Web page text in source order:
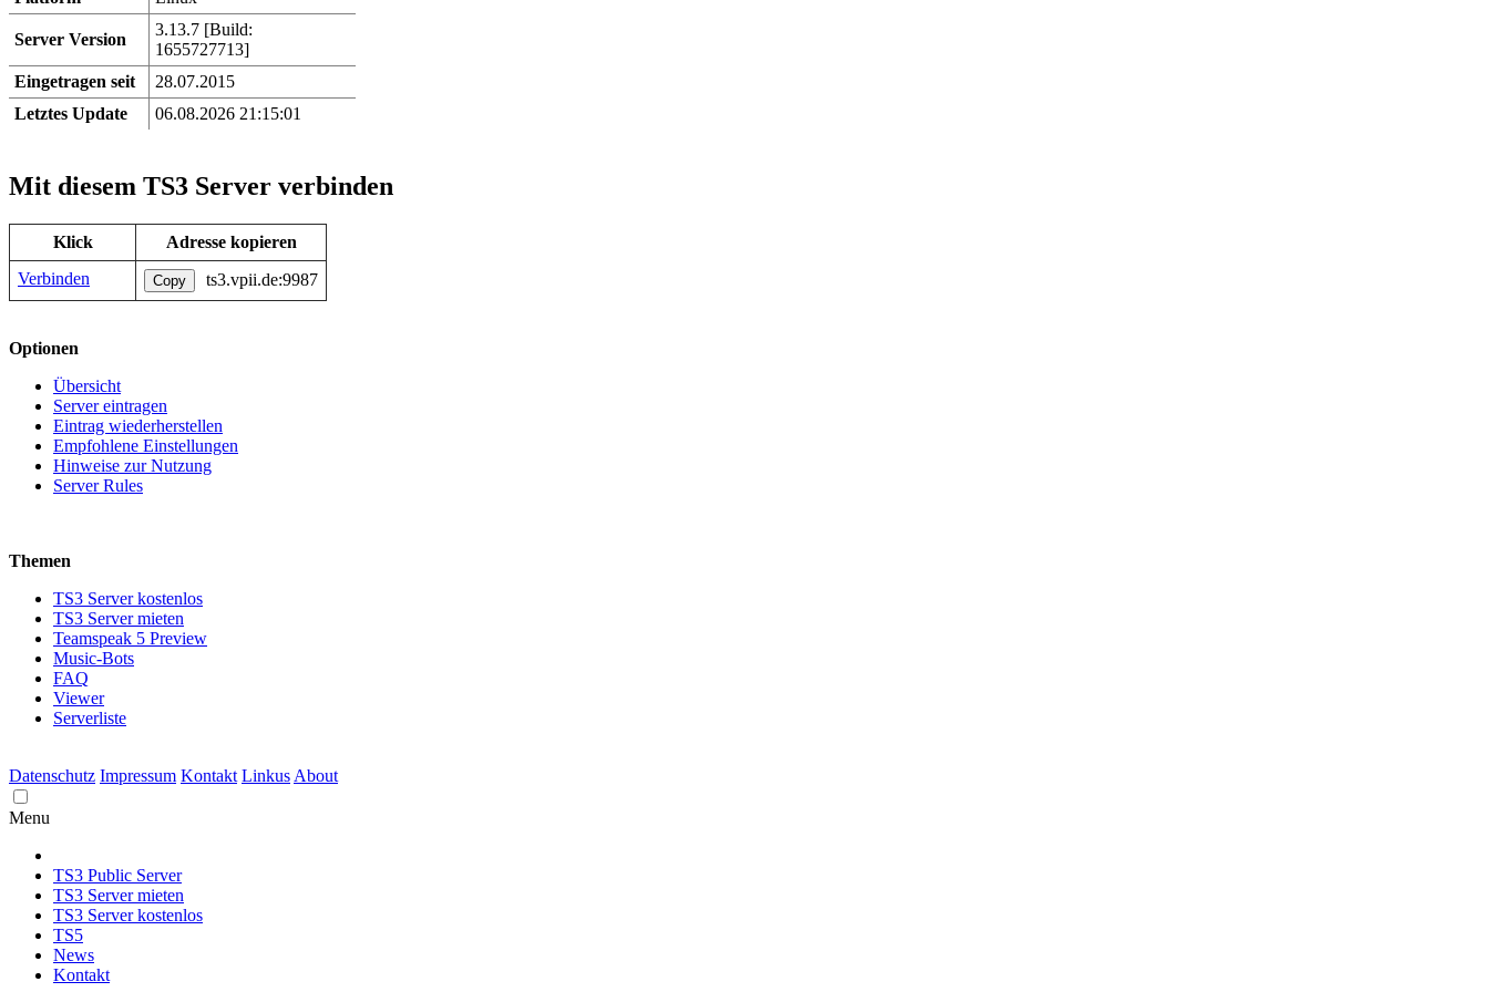
Server Version
3.13.7 [Build:
1655727713]
Eingetragen seit
28.07.2015
Letztes Update
06.08.2026 21:15:01
Mit diesem TS3 Server verbinden
Klick
Adresse kopieren
Verbinden
Copy ts3.vpii.de:9987
Optionen
Übersicht
Server eintragen
Eintrag wiederherstellen
Empfohlene Einstellungen
Hinweise zur Nutzung
Server Rules
Themen
TS3 Server kostenlos
TS3 Server mieten
Teamspeak 5 Preview
Music-Bots
FAQ
Viewer
Serverliste
Datenschutz Impressum Kontakt Linkus About
Menu
TS3 Public Server
TS3 Server mieten
TS3 Server kostenlos
TS5
News
Kontakt